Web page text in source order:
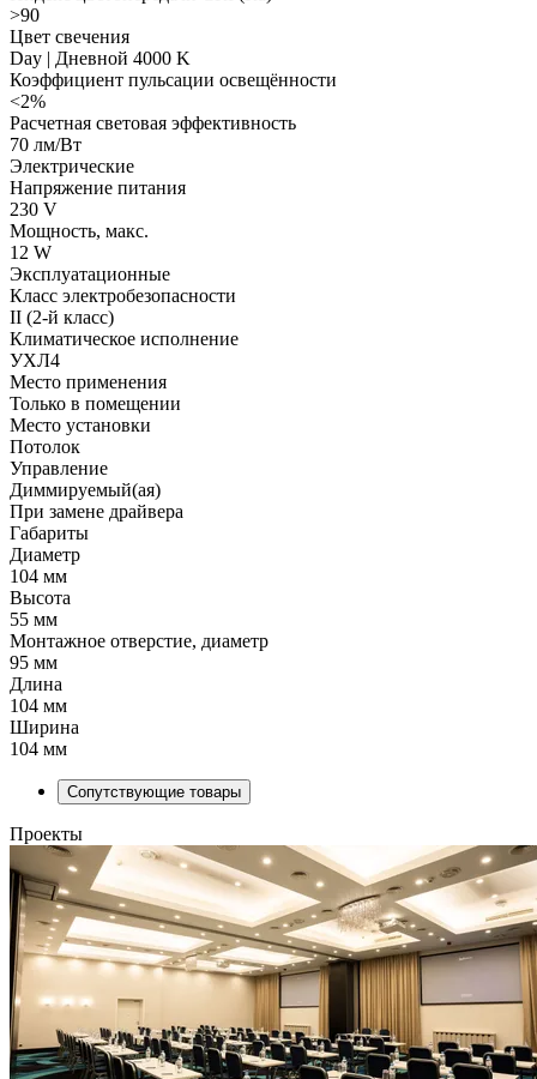
>90
Цвет свечения
Day | Дневной 4000 K
Коэффициент пульсации освещённости
<2%
Расчетная световая эффективность
70 лм/Вт
Электрические
Напряжение питания
230 V
Мощность, макс.
12 W
Эксплуатационные
Класс электробезопасности
II (2-й класс)
Климатическое исполнение
УХЛ4
Место применения
Только в помещении
Место установки
Потолок
Управление
Диммируемый(ая)
При замене драйвера
Габариты
Диаметр
104 мм
Высота
55 мм
Монтажное отверстие, диаметр
95 мм
Длина
104 мм
Ширина
104 мм
Сопутствующие товары
Проекты